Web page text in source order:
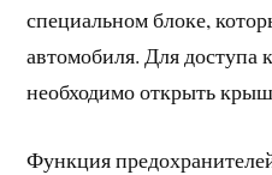
специальном блоке,
автомобиля. Для доступа
необходимо открыть
Функция